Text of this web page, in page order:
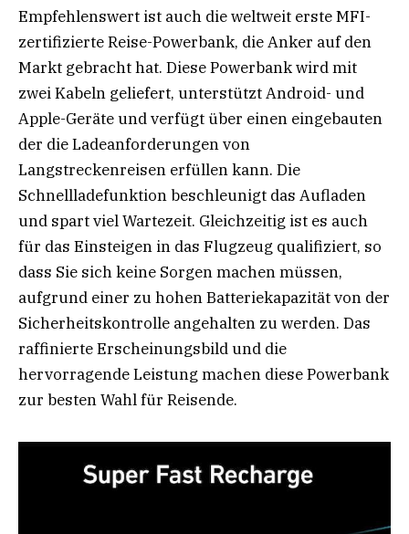
Empfehlenswert ist auch die weltweit erste MFI-
zertifizierte Reise-Powerbank, die Anker auf den
Markt gebracht hat. Diese Powerbank wird mit
zwei Kabeln geliefert, unterstützt Android- und
Apple-Geräte und verfügt über einen eingebauten
der die Ladeanforderungen von
Langstreckenreisen erfüllen kann. Die
Schnellladefunktion beschleunigt das Aufladen
und spart viel Wartezeit. Gleichzeitig ist es auch
für das Einsteigen in das Flugzeug qualifiziert, so
dass Sie sich keine Sorgen machen müssen,
aufgrund einer zu hohen Batteriekapazität von der
Sicherheitskontrolle angehalten zu werden. Das
raffinierte Erscheinungsbild und die
hervorragende Leistung machen diese Powerbank
zur besten Wahl für Reisende.